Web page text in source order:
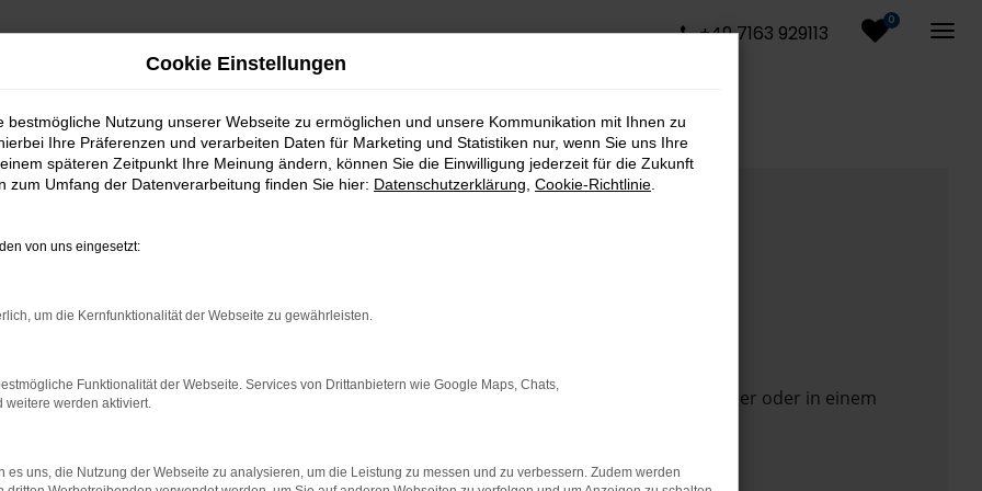
0
+49 7163 929113
das Laden bestimmter Seiten verhindern. Funktioniert die Seite in einem anderen Browser oder in einem
zu beheben.
Cookie Einstellungen
bestmögliche Nutzung unserer Webseite zu ermöglichen und unsere Kommunikation mit Ihnen zu
Ihre Präferenzen und verarbeiten Daten für Marketing und Statistiken nur, wenn Sie uns Ihre
späteren Zeitpunkt Ihre Meinung ändern, können Sie die Einwilligung jederzeit für die Zukunft
zum Umfang der Datenverarbeitung finden Sie hier: Datenschutzerklärung Cookie-Richtlinie
von uns eingesetzt:
um die Kernfunktionalität der Webseite zu gewährleisten.
Funktionalität der Webseite. Services von Drittanbietern wie Google Maps, Chats,
weitere werden aktiviert.
es uns, die Nutzung der Webseite zu analysieren, um die Leistung zu messen und zu verbessern. Zudem werden